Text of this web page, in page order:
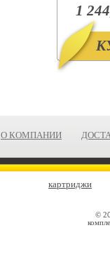
1
О КОМПАНИИ
картриджи
©